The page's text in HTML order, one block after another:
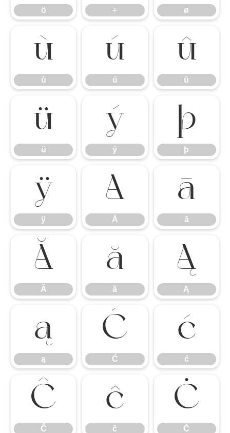
ö ÷ ø
ù
ù
ú
ú
û
û
ü
ü
ý
ý
þ
þ
ÿ
ÿ
Ā
Ā
ā
ā
Ă
Ă
ă
ă
Ą
Ą
ą
ą
Ć
Ć
ć
ć
Ĉ
Ĉ
ĉ
ĉ
Ċ
Ċ